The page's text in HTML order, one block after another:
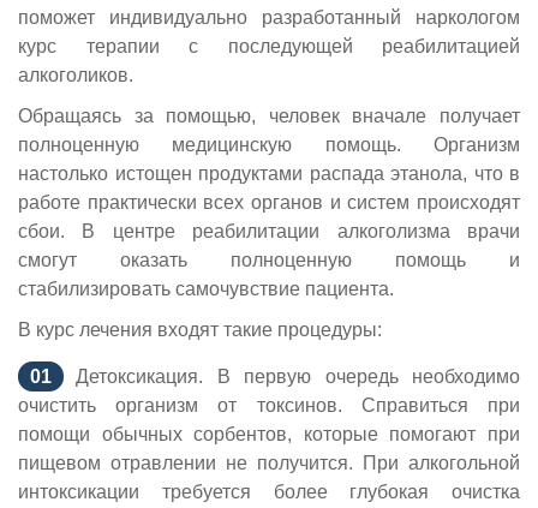
поможет индивидуально разработанный наркологом
курс терапии с последующей реабилитацией
алкоголиков.
Обращаясь за помощью, человек вначале получает
полноценную медицинскую помощь. Организм
настолько истощен продуктами распада этанола, что в
работе практически всех органов и систем происходят
сбои. В центре реабилитации алкоголизма врачи
смогут оказать полноценную помощь и
стабилизировать самочувствие пациента.
В курс лечения входят такие процедуры:
Детоксикация. В первую очередь необходимо
очистить организм от токсинов. Справиться при
помощи обычных сорбентов, которые помогают при
пищевом отравлении не получится. При алкогольной
интоксикации требуется более глубокая очистка